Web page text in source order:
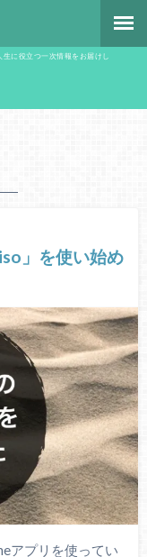
に役立つ一次情報をお届けし
」を使い始め
アプリを使ってい